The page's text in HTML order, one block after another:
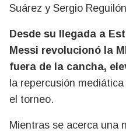
Suárez y Sergio
Desde su llegada a
Messi revolucionó la
fuera de la cancha,
la repercusión
el torneo.
Mientras se acerca una